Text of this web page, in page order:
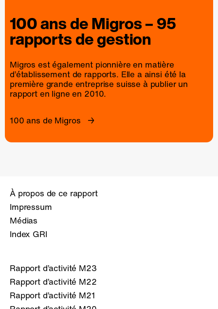
100 ans deMigros– 95
rapportsdegestion
Migros est également pionnière en matière
d’établissement de rapports. Elle a ainsi été la
première grande entreprise suisse à publier un
rapport en ligne en 2010.
100 ans de Migros
À propos de ce rapport
Impressum
Médias
Index GRI
Rapport d’activité M23
Rapport d’activité M22
Rapport d’activité M21